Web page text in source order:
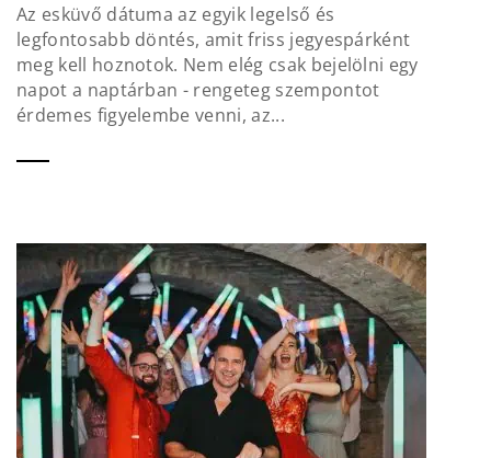
Az esküvő dátuma az egyik legelső és
legfontosabb döntés, amit friss jegyespárként
meg kell hoznotok. Nem elég csak bejelölni egy
napot a naptárban - rengeteg szempontot
érdemes figyelembe venni, az...